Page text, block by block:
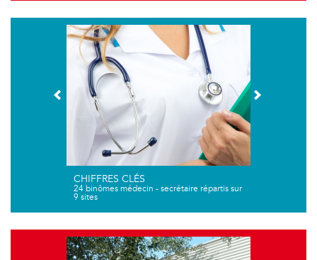
CHIFFRES CLÉS
24 binômes médecin - secrétaire répartis sur
9 sites